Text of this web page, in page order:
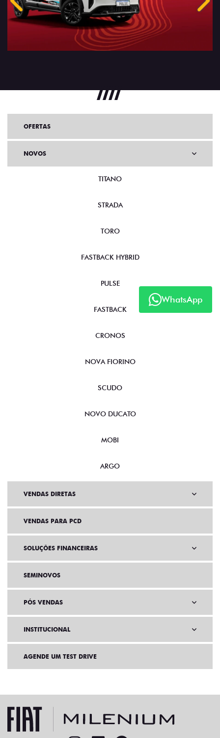
Anterior
WhatsApp
OFERTAS
NOVOS
TITANO
STRADA
TORO
FASTBACK HYBRID
PULSE
FASTBACK
CRONOS
NOVA FIORINO
SCUDO
NOVO DUCATO
MOBI
ARGO
VENDAS DIRETAS
VENDAS PARA PCD
SOLUÇÕES FINANCEIRAS
SEMINOVOS
PÓS VENDAS
INSTITUCIONAL
AGENDE UM TEST DRIVE